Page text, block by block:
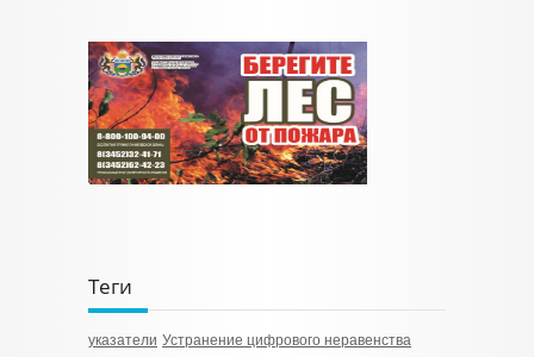
Теги
указатели Устранение цифрового неравенства